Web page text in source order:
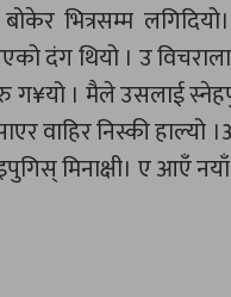
भित्रसम्म
थियो । उ
। मैले उसलाई
वाहिर निस्की
मिनाक्षी। ए आएँ